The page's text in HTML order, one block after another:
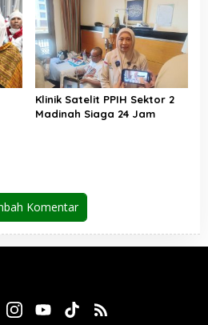
Tanah Air
Klinik Satelit PPIH Sektor 2
Madinah Siaga 24 Jam
Komentar